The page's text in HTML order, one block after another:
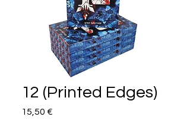
12 (Printed Edges)
15,50 €